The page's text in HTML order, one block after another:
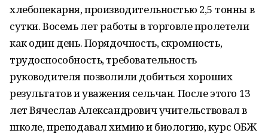
хлебопекарня, производительностью 2,5 тонны в
сутки. Восемь лет работы в торговле пролетели
как один день. Порядочность, скромность,
трудоспособность, требовательность
руководителя позволили добиться хороших
результатов и уважения сельчан. После этого 13
лет Вячеслав Александрович учительствовал в
школе, преподавал химию и биологию, курс ОБЖ